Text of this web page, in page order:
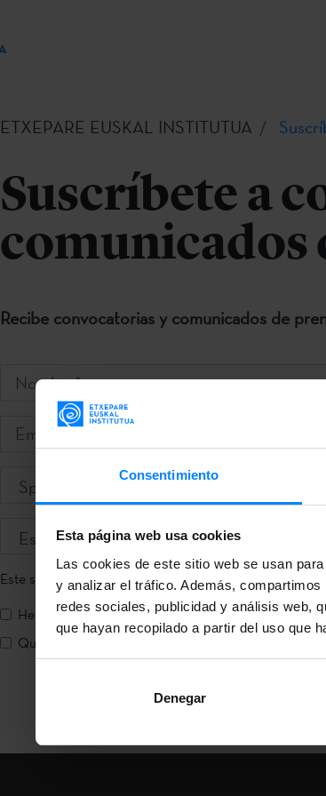
Consentimiento
Esta página web usa cookies
Las cookies de este sitio web se usan
y analizar el tráfico. Además,
redes sociales, publicidad y análisis web,
que hayan recopilado a partir del uso que
Denegar
ETXEPARE EUSKAL INSTITUTUA
Suscríbete a
comunicados
Recibe convocatorias y comunicados de
Nombre
Email
Idioma
Este sitio está protegido por reCAPTCHA y se
He leído y acepto lapolítica de privacidad, y
Quiero recibir la newsletter de Etxepare Euskal